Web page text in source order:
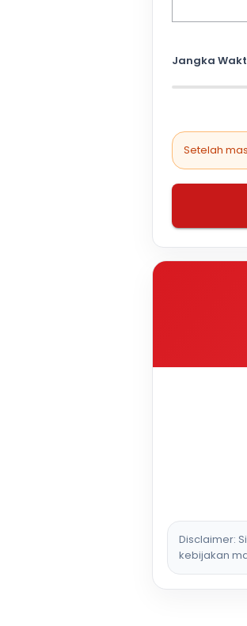
Jangka
Setelah
Disclaimer:
kebijakan